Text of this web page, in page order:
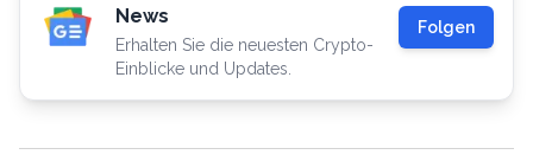
News
Erhalten Sie die neuesten Crypto-
Einblicke und Updates.
Folgen